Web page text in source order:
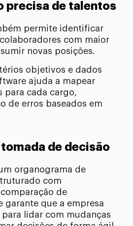
precisa de talentos
permite identificar
com maior
novas posições.
objetivos e dados
ajuda a mapear
para cada cargo,
de erros baseados em
de decisão
organograma de
com
de
garante que a empresa
lidar com mudanças